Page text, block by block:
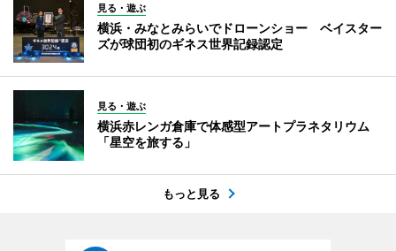
見る・遊ぶ
横浜・みなとみらいでドローンショー ベイスター
ズが球団初のギネス世界記録認定
見る・遊ぶ
横浜赤レンガ倉庫で体感型アートプラネタリウム
「星空を旅する」
もっと見る